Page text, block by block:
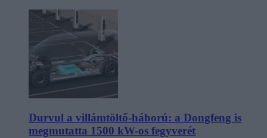
Durvul a villámtöltő-háború: a Dongfeng is
megmutatta 1500 kW-os fegyverét